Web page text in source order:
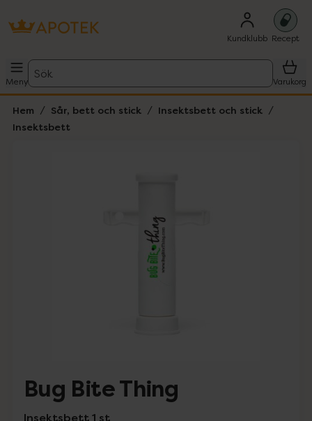
Kundklubb Recept
Meny
Sök
Varukorg
Hem Sår, bett och stick
Insektsbett och stick
Insektsbett
Bug Bite Thing
Insektsbett 1 st